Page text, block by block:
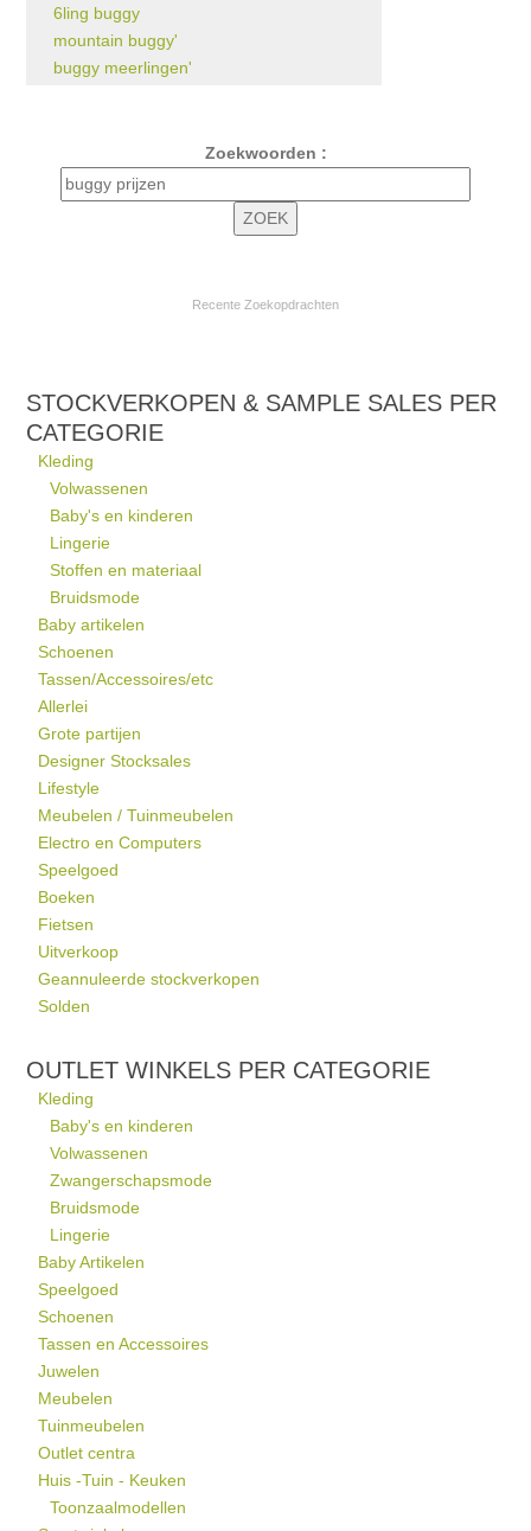
6ling buggy
mountain buggy'
buggy meerlingen'
Zoekwoorden :
Recente Zoekopdrachten
STOCKVERKOPEN & SAMPLE SALES PER
CATEGORIE
Kleding
Volwassenen
Baby's en kinderen
Lingerie
Stoffen en materiaal
Bruidsmode
Baby artikelen
Schoenen
Tassen/Accessoires/etc
Allerlei
Grote partijen
Designer Stocksales
Lifestyle
Meubelen / Tuinmeubelen
Electro en Computers
Speelgoed
Boeken
Fietsen
Uitverkoop
Geannuleerde stockverkopen
Solden
OUTLET WINKELS PER CATEGORIE
Kleding
Baby's en kinderen
Volwassenen
Zwangerschapsmode
Bruidsmode
Lingerie
Baby Artikelen
Speelgoed
Schoenen
Tassen en Accessoires
Juwelen
Meubelen
Tuinmeubelen
Outlet centra
Huis -Tuin - Keuken
Toonzaalmodellen